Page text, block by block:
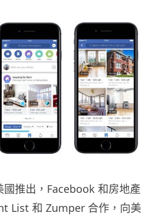
推出，Facebook 和房地產
List 和 Zumper 合作，向美